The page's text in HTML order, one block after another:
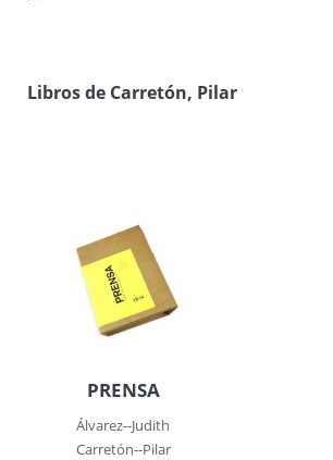
Libros de Carretón, Pilar
PRENSA
Álvarez--Judith
Carretón--Pilar